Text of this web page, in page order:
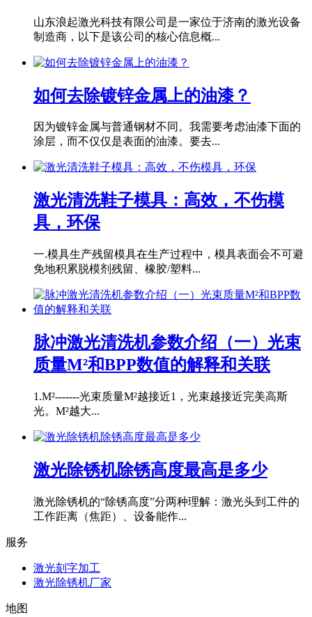
山东浪起激光科技有限公司是一家位于济南的激光设备
制造商，以下是该公司的核心信息概...
如何去除镀锌金属上的油漆？
因为镀锌金属与普通钢材不同。我需要考虑油漆下面的
涂层，而不仅仅是表面的油漆。要去...
激光清洗鞋子模具：高效，不伤模
具，环保
一.模具生产残留模具在生产过程中，模具表面会不可避
免地积累脱模剂残留、橡胶/塑料...
脉冲激光清洗机参数介绍（一）光束
质量M²和BPP数值的解释和关联
1.M²-------光束质量M²越接近1，光束越接近完美高斯
光。M²越大...
激光除锈机除锈高度最高是多少
激光除锈机的“除锈高度”分两种理解：激光头到工件的
工作距离（焦距）、设备能作...
服务
激光刻字加工
激光除锈机厂家
地图